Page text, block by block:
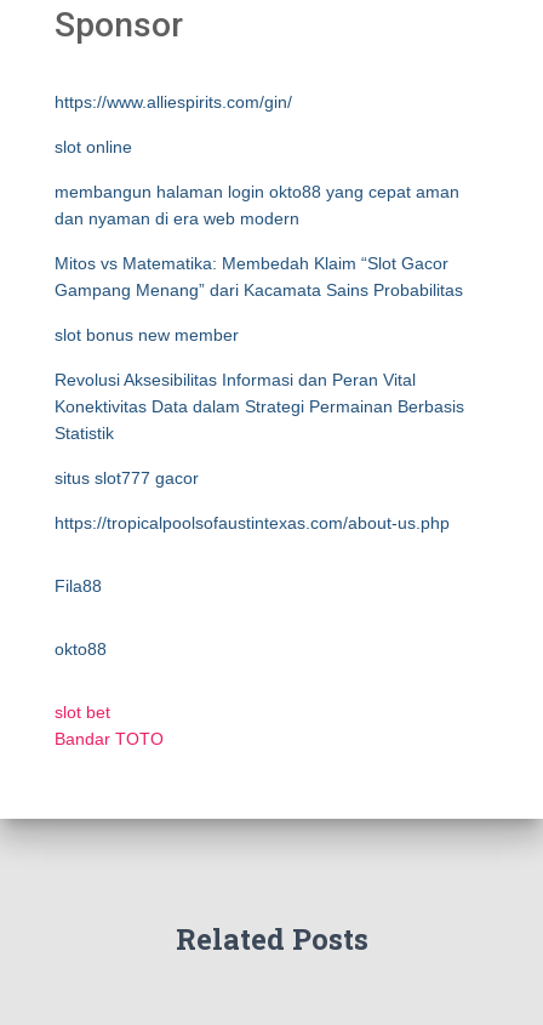
Sponsor
https://www.alliespirits.com/gin/
slot online
membangun halaman login okto88 yang cepat aman
dan nyaman di era web modern
Mitos vs Matematika: Membedah Klaim “Slot Gacor
Gampang Menang” dari Kacamata Sains Probabilitas
slot bonus new member
Revolusi Aksesibilitas Informasi dan Peran Vital
Konektivitas Data dalam Strategi Permainan Berbasis
Statistik
situs slot777 gacor
https://tropicalpoolsofaustintexas.com/about-us.php
Fila88
okto88
slot bet
Bandar TOTO
Related Posts